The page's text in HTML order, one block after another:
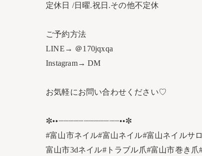
定休日 /日曜.祝日.その他不定休
ご予約方法
LINE→ ＠170jqxqa
Instagram→ DM
お気軽にお問い合わせください♡
✼••┈┈┈┈┈┈┈┈┈┈┈┈••✼
#富山市ネイル#富山ネイル#富山ネイルサ
富山市3dネイル#トラブル爪#富山市巻き